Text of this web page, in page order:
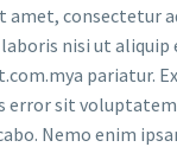
amet, consectetur
nisi ut aliquip
pariatur.
error sit
Nemo enim